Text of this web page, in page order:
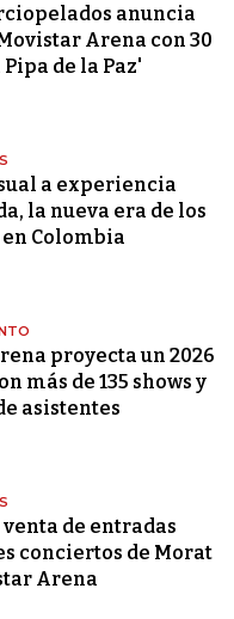
anuncia
Arena con 30
Pipa de la Paz'
a experiencia
la nueva era de los
Colombia
proyecta un 2026
más de 135 shows y
asistentes
de entradas
conciertos de Morat
Arena